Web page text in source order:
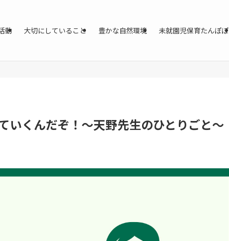
動 大切にしていること 豊かな自然環境 未就園児保育たんぽぽ
くんだぞ！～天野先生のひとりごと～